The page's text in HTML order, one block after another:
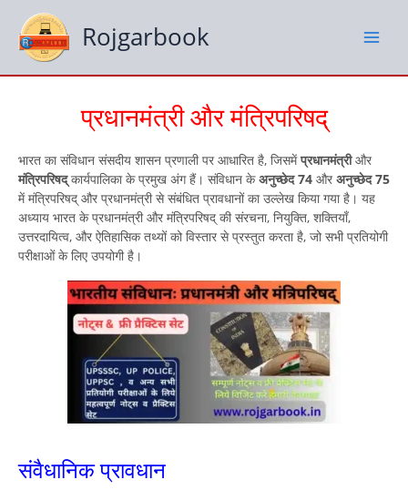
content
Rojgarbook
प्रधानमंत्री और मंत्रिपरिषद्
भारत का संविधान संसदीय शासन प्रणाली पर आधारित है, जिसमेंप्रधानमंत्रीऔर
मंत्रिपरिषद्कार्यपालिका के प्रमुख अंग हैं। संविधान केअनुच्छेद 74 और अनुच्छेद 75
में मंत्रिपरिषद् और प्रधानमंत्री से संबंधित प्रावधानों का उल्लेख किया गया है। यह
अध्याय भारत के प्रधानमंत्री और मंत्रिपरिषद् की संरचना, नियुक्ति, शक्तियाँ,
उत्तरदायित्व, और ऐतिहासिक तथ्यों को विस्तार से प्रस्तुत करता है, जो सभी प्रतियोगी
परीक्षाओं के लिए उपयोगी है।
संवैधानिक प्रावधान